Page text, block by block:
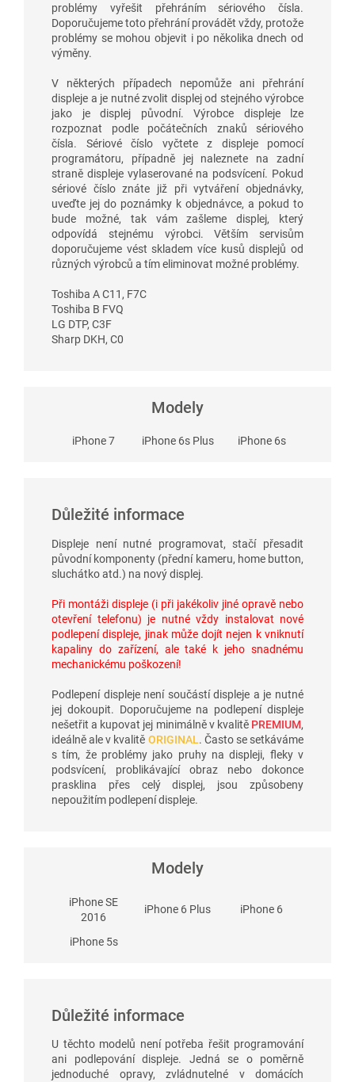
problémy vyřešit přehráním sériového čísla.
Doporučujeme toto přehrání provádět vždy, protože
problémy se mohou objevit i po několika dnech od
výměny.
V některých případech nepomůže ani přehrání
displeje a je nutné zvolit displej od stejného výrobce
jako je displej původní. Výrobce displeje lze
rozpoznat podle počátečních znaků sériového
čísla. Sériové číslo vyčtete z displeje pomocí
programátoru, případně jej naleznete na zadní
straně displeje vylaserované na podsvícení. Pokud
sériové číslo znáte již při vytváření objednávky,
uveďte jej do poznámky k objednávce, a pokud to
bude možné, tak vám zašleme displej, který
odpovídá stejnému výrobci. Větším servisům
doporučujeme vést skladem více kusů displejů od
různých výrobců a tím eliminovat možné problémy.
Toshiba A C11, F7C
Toshiba B FVQ
LG DTP, C3F
Sharp DKH, C0
Modely
iPhone 7 iPhone 6s Plus iPhone 6s
Důležité informace
Displeje není nutné programovat, stačí přesadit
původní komponenty (přední kameru, home button,
sluchátko atd.) na nový displej.
Při montáži displeje (i při jakékoliv jiné opravě nebo
otevření telefonu) je nutné vždy instalovat nové
podlepení displeje, jinak může dojít nejen k vniknutí
kapaliny do zařízení, ale také k jeho snadnému
mechanickému poškození!
Podlepení displeje není součástí displeje a je nutné
jej dokoupit. Doporučujeme na podlepení displeje
nešetřit a kupovat jej minimálně v kvalitě PREMIUM,
ideálně ale v kvalitě ORIGINAL. Často se setkáváme
s tím, že problémy jako pruhy na displeji, fleky v
podsvícení, problikávající obraz nebo dokonce
prasklina přes celý displej, jsou způsobeny
nepoužitím podlepení displeje.
Modely
iPhone SE
2016
iPhone 6 Plus iPhone 6
iPhone 5s
Důležité informace
U těchto modelů není potřeba řešit programování
ani podlepování displeje. Jedná se o poměrně
jednoduché opravy, zvládnutelné v domácích